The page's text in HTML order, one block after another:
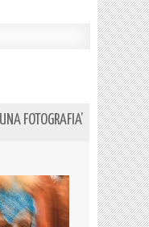
FOTOGRAFIA’